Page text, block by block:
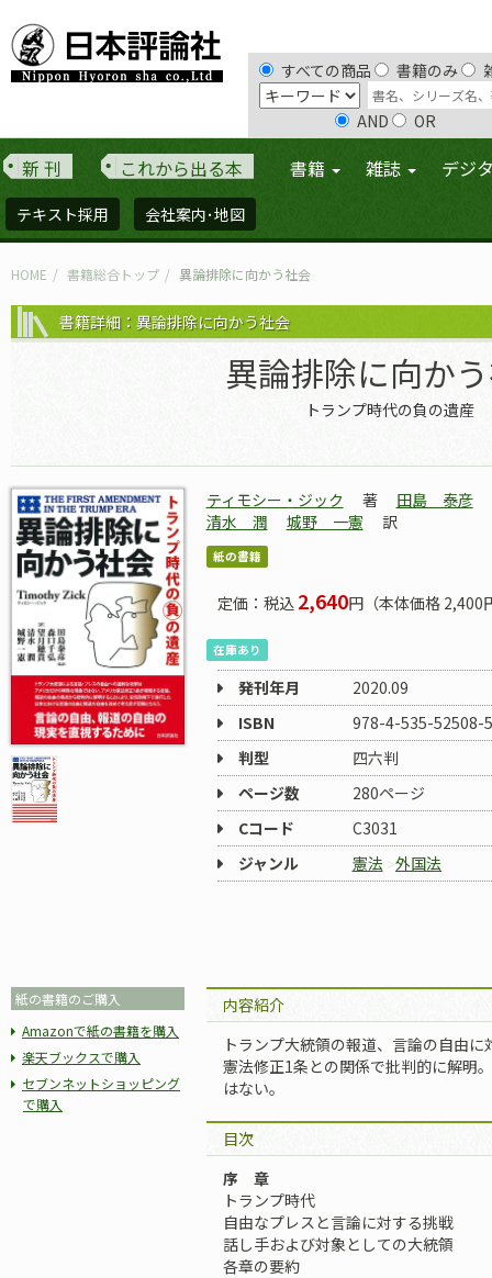
すべての商品 書籍のみ
AND OR
新 刊 これから出る本 書籍 雑誌 デジ
テキスト採用 会社案内･地図
HOME 書籍総合トップ 異論排除に向かう社会
書籍詳細：異論排除に向かう社会
異論排除に向か
トランプ時代の負の遺産
ティモシー・ジック 著 田島 泰彦
清水 潤
城野 一憲 訳
紙の書籍
定価：税込 2,640円（本体価格 2,400
在庫あり
発刊年月
2020.09
ISBN
978-4-535-52508-5
判型
四六判
ページ数
280ページ
Cコード
C3031
ジャンル
憲法 外国法
紙の書籍のご購入
Amazonで紙の書籍を購入
楽天ブックスで購入
セブンネットショッピング
で購入
内容紹介
トランプ大統領の報道、言論の自由
憲法修正1条との関係で批判的に解明
はない。
目次
序 章
トランプ時代
自由なプレスと言論に対する挑戦
話し手および対象としての大統領
各章の要約